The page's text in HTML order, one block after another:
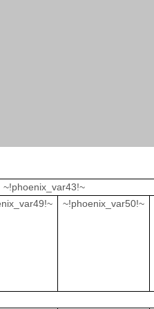
~!phoenix_var43!~
~!phoenix_var50!~